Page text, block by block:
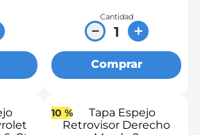
Cantidad
＋
－
Comprar
10 %